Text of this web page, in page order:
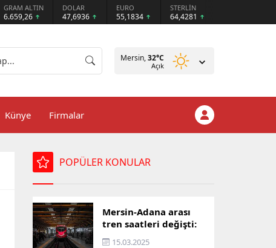
GRAM ALTIN
6.659,26
DOLAR
47,6936
EURO
55,1834
STERLİN
64,4281
Mersin,32°C
Açık
Künye Firmalar
POPÜLER KONULAR
Mersin-Adana arası
tren saatleri değişti:
İşte yeni ulaşım listesi
15.03.2025